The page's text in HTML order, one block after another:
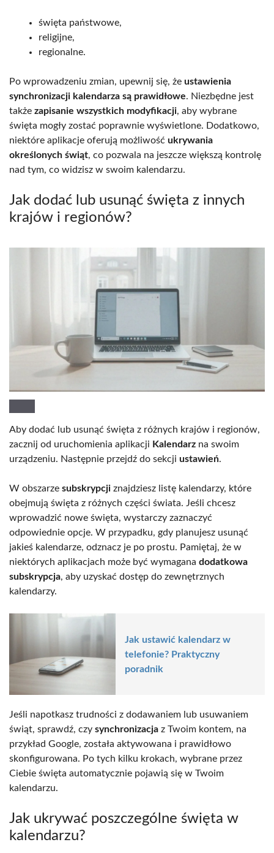
święta państwowe,
religijne,
regionalne.
Po wprowadzeniu zmian, upewnij się, że ustawienia
synchronizacji kalendarza są prawidłowe. Niezbędne jest
także zapisanie wszystkich modyfikacji, aby wybrane
święta mogły zostać poprawnie wyświetlone. Dodatkowo,
niektóre aplikacje oferują możliwość ukrywania
określonych świąt, co pozwala na jeszcze większą kontrolę
nad tym, co widzisz w swoim kalendarzu.
Jak dodać lub usunąć święta z innych
krajów i regionów?
Aby dodać lub usunąć święta z różnych krajów i regionów,
zacznij od uruchomienia aplikacji Kalendarz na swoim
urządzeniu. Następnie przejdź do sekcji ustawień.
W obszarze subskrypcji znajdziesz listę kalendarzy, które
obejmują święta z różnych części świata. Jeśli chcesz
wprowadzić nowe święta, wystarczy zaznaczyć
odpowiednie opcje. W przypadku, gdy planujesz usunąć
jakieś kalendarze, odznacz je po prostu. Pamiętaj, że w
niektórych aplikacjach może być wymagana dodatkowa
subskrypcja, aby uzyskać dostęp do zewnętrznych
kalendarzy.
Jak ustawić kalendarz w
telefonie? Praktyczny
poradnik
Jeśli napotkasz trudności z dodawaniem lub usuwaniem
świąt, sprawdź, czy synchronizacja z Twoim kontem, na
przykład Google, została aktywowana i prawidłowo
skonfigurowana. Po tych kilku krokach, wybrane przez
Ciebie święta automatycznie pojawią się w Twoim
kalendarzu.
Jak ukrywać poszczególne święta w
kalendarzu?